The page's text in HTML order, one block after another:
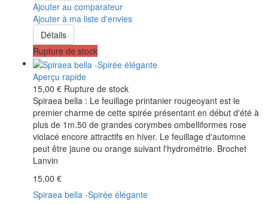
Ajouter au comparateur
Ajouter à ma liste d'envies
Détails
Rupture de stock
Aperçu rapide
15,00 € Rupture de stock
Spiraea bella : Le feuillage printanier rougeoyant est le
premier charme de cette spirée présentant en début d'été à
plus de 1m.50 de grandes corymbes ombelliformes rose
violacé encore attractifs en hiver. Le feuillage d'automne
peut être jaune ou orange suivant l'hydrométrie. Brochet
Lanvin
15,00 €
Spiraea bella -Spirée élégante